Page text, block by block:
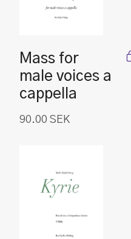
Mass for
male voices a
cappella
90.00 SEK